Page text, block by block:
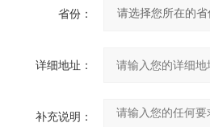
省份：
详细地址：
补充说明：